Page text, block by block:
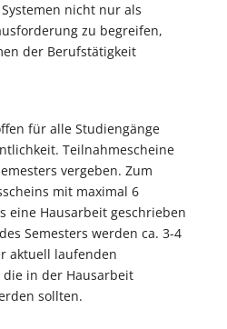
nicht nur als
zu begreifen,
der Berufstätigkeit
für alle Studiengänge
Teilnahmescheine
vergeben. Zum
mit maximal 6
eine Hausarbeit geschrieben
Semesters werden ca. 3-4
aktuell laufenden
in der Hausarbeit
sollten.